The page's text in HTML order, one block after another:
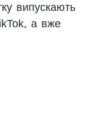
випускають
а вже